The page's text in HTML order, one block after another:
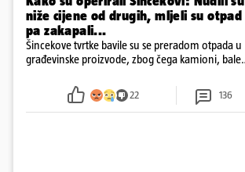
niže cijene od drugih, mljeli su otpad
pa zakapali...
Šincekove tvrtke bavile su se preradom otpada u
građevinske proizvode, zbog čega kamioni, bale
22 136